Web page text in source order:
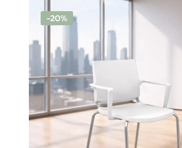
-20%